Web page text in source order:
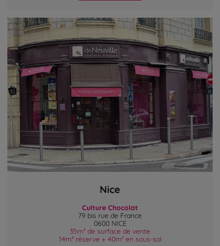
Nice
Culture Chocolat
79 bis rue de France
0600 NICE
35m² de surface de vente
14m² réserve + 40m² en sous-sol